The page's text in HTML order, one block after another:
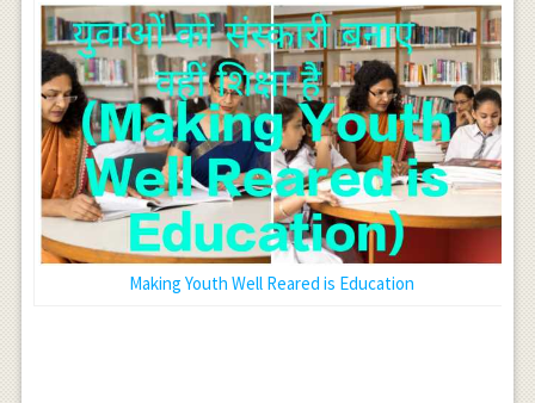
Making Youth Well Reared is Education